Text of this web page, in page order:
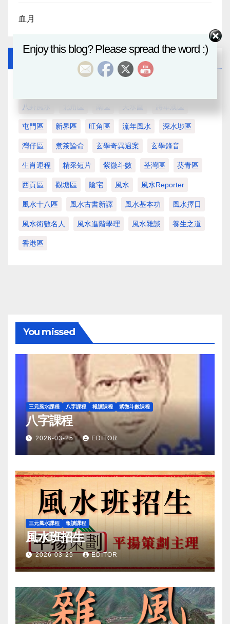
血月
Tags
八卦風水 天水圍
屯門區 新界區 旺角區 流年風水 深水埗區
灣仔區 煮茶論命 玄學奇異過案 玄學錄音
生肖運程 精采短片 紫微斗數 荃灣區 葵青區
西貢區 觀塘區 陰宅 風水 風水Reporter
風水十八區 風水古書新譯 風水基本功 風水擇日
風水術數名人 風水進階學理 風水雜談 養生之道
香港區
You missed
三元風水課程 八字課程 報讀課程 紫微斗數課程
八字課程
2026-03-25 EDITOR
三元風水課程 報讀課程
風水班招生
2026-03-25 EDITOR
Enjoy this blog? Please spread the word :)